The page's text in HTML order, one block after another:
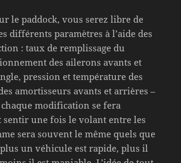
le paddock, vous serez libre de
différents paramètres à l’aide des
: taux de remplissage du
des ailerons avants et
pression et température des
amortisseurs avants et arrières –
chaque modification se fera
sentir une fois le volant entre les
sera souvent le même quels que
un véhicule est rapide, plus il